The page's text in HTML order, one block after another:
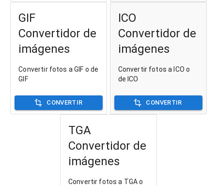
GIF
Convertidor de
imágenes
Convertir fotos a GIF o de
GIF
CONVERTIR
ICO
Convertidor de
imágenes
Convertir fotos a ICO o
de ICO
CONVERTIR
TGA
Convertidor de
imágenes
Convertir fotos a TGA o